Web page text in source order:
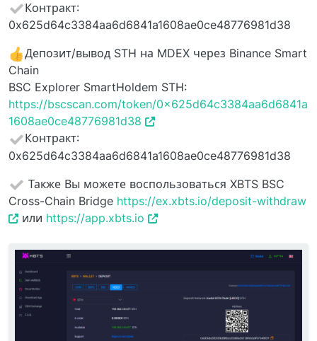
Контракт:
0x625d64c3384aa6d6841a1608ae0ce48776981d38
Депозит/вывод STH на MDEX через Binance Smart
Chain
BSC Explorer SmartHoldem STH:
https://bscscan.com/token/0x625d64c3384aa6d6841a
1608ae0ce48776981d38
Контракт:
0x625d64c3384aa6d6841a1608ae0ce48776981d38
Также Вы можете воспользоваться XBTS BSC
Cross-Chain Bridge https://ex.xbts.io/deposit-withdraw
или https://app.xbts.io